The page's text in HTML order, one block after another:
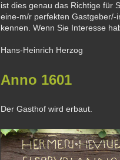
ist dies genau das Richtige für
eine-m/r perfekten
kennen. Wenn Sie Interesse
Hans-Heinrich Herzog
Anno 1601
Der Gasthof wird erbaut.